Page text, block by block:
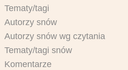
Tematy/tagi
Autorzy snów
Autorzy snów wg czytania
Tematy/tagi snów
Komentarze